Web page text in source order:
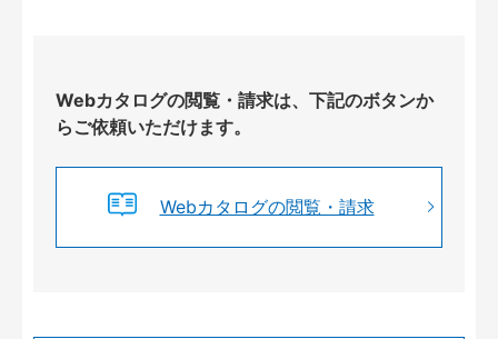
Webカタログの閲覧・請求は、下記のボタンか
らご依頼いただけます。
Webカタログの閲覧・請求